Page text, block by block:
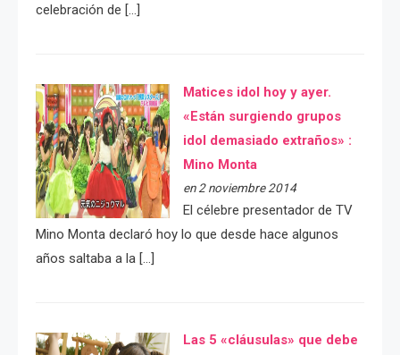
celebración de […]
Matices idol hoy y ayer.
«Están surgiendo grupos
idol demasiado extraños» :
Mino Monta
en 2 noviembre 2014
El célebre presentador de TV
Mino Monta declaró hoy lo que desde hace algunos
años saltaba a la […]
Las 5 «cláusulas» que debe